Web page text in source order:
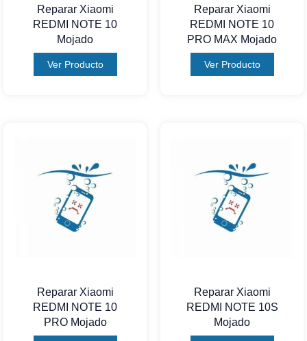
Reparar Xiaomi
REDMI NOTE 10
Mojado
Ver Producto
Reparar Xiaomi
REDMI NOTE 10
PRO MAX Mojado
Ver Producto
Reparar Xiaomi
REDMI NOTE 10
PRO Mojado
Reparar Xiaomi
REDMI NOTE 10S
Mojado